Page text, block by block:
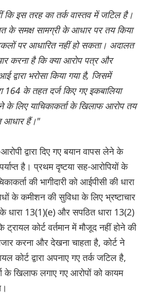
कि इस तरह का तर्क वास्तव में जटिल है।
के समक्ष सामग्री के आधार पर तय किया
पर आधारित नहीं हो सकता। अदालत
करना है कि क्या आरोप पत्र और
द्वारा भरोसा किया गया है, जिसमें
164 के तहत दर्ज किए गए इकबालिया
के लिए याचिकाकर्ता के खिलाफ आरोप तय
आधार हैं।"
द्वारा दिए गए बयान वापस लेने के
है। प्रथम दृष्टया सह-आरोपियों के
की भागीदारी को आईपीसी की धारा
के कमीशन की सुविधा के लिए भ्रष्टाचार
धारा 13(1)(e) और सपठित धारा 13(2)
कोर्ट वर्तमान में मौजूद नहीं होने की
करना और देखना चाहता है, कोर्ट ने
कोर्ट द्वारा अपनाए गए तर्क जटिल है,
के खिलाफ लगाए गए आरोपों को कायम